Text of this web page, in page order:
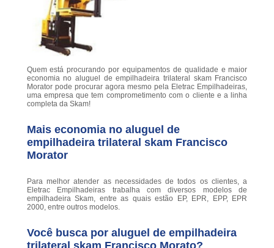
Quem está procurando por equipamentos de qualidade e maior
economia no aluguel de empilhadeira trilateral skam Francisco
Morator pode procurar agora mesmo pela Eletrac Empilhadeiras,
uma empresa que tem comprometimento com o cliente e a linha
completa da Skam!
Mais economia no aluguel de
empilhadeira trilateral skam Francisco
Morator
Para melhor atender as necessidades de todos os clientes, a
Eletrac Empilhadeiras trabalha com diversos modelos de
empilhadeira Skam, entre as quais estão EP, EPR, EPP, EPR
2000, entre outros modelos.
Você busca por aluguel de empilhadeira